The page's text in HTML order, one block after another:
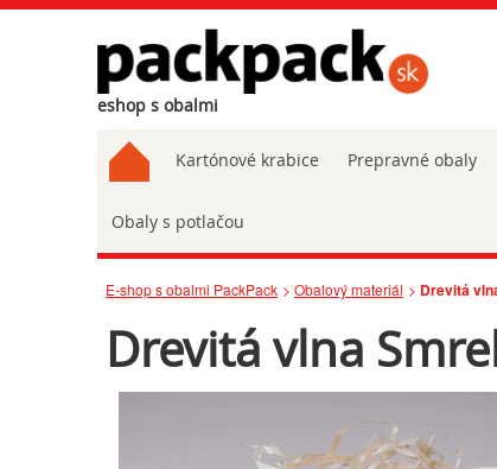
eshop s obalmi
Kartónové krabice Prepravné obaly
Obaly s potlačou
E-shop s obalmi PackPack Obalový materiál Drevitá
Drevitá vlna